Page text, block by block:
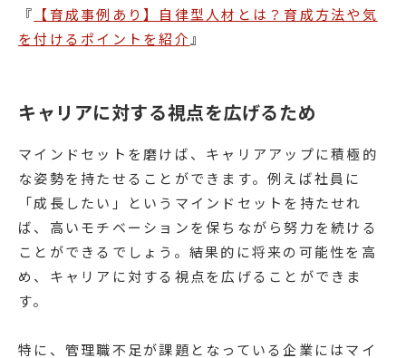
『 【育成事例あり】自律型人材とは？育成方法や気
を付けるポイントを紹介 』
キャリアに対する視点を広げるため
マインドセットを磨けば、キャリアアップに積極的
な姿勢を持たせることができます。例えば社員に
「成長したい」というマインドセットを持たせれ
ば、高いモチベーションを保ちながら努力を続ける
ことができるでしょう。結果的に将来の可能性を高
め、キャリアに対する視点を広げることができま
す。
特に、管理職不足が課題となっている企業にはマイ